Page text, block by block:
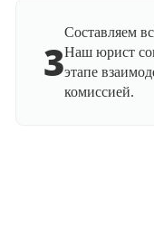
3
Составляем
Наш юрист
этапе
комиссией.